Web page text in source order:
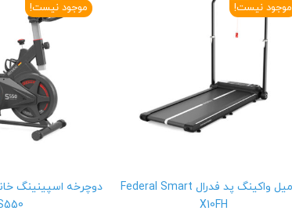
موجود نیست!
تردمیل واکینگ پد فدرال Federal Smart
X10FH
موجود نیست!